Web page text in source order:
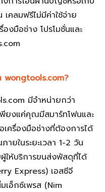
คลมฟรีไม่มีค่าใช้จ่าย
มือช่าง โปรโมชั่นและ
wongtools.com?
มีจำหน่ายกว่า
พียงแค่คุณมีสมาร์ทโฟนและ
ครื่องมือช่างที่ต้องการได้
ยในระยะเวลา 1-2 วัน
ให้บริการขนส่งพัสดุที่ได้
Express) เอสซีจี
เอ็กซ์เพรส (Nim